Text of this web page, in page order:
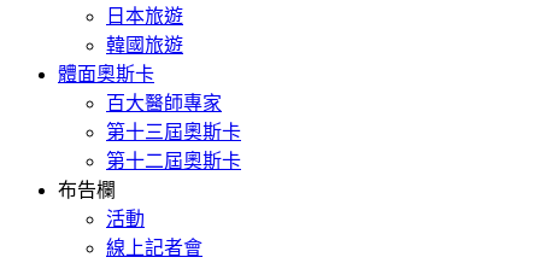
日本旅遊
韓國旅遊
體面奧斯卡
百大醫師專家
第十三屆奧斯卡
第十二屆奧斯卡
布告欄
活動
線上記者會